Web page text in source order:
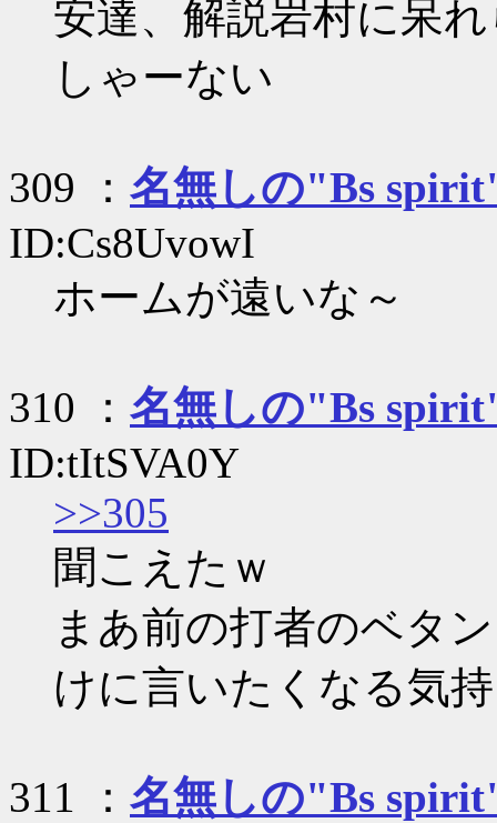
安達、解説岩村に呆
しゃーない
309 ： 名無しの"Bs
ID:Cs8UvowI
ホームが遠いな～
310 ： 名無しの"Bs
ID:tItSVA0Y
>>305
聞こえたｗ
まあ前の打者のベタ
けに言いたくなる気
311 ： 名無しの"Bs